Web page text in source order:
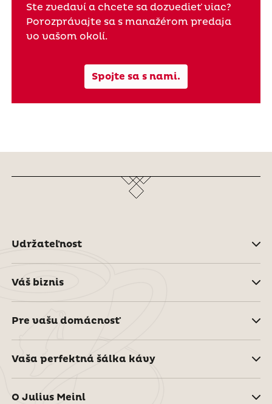
Ste zvedaví a chcete sa dozvedieť viac?
Porozprávajte sa s manažérom predaja
vo vašom okolí.
Spojte sa s nami.
Udržateľnost
Váš biznis
Pre vašu domácnosť
Vaša perfektná šálka kávy
O Julius Meinl